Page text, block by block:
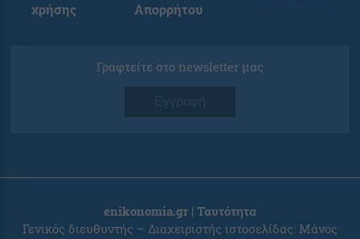
χρήσης
Απορρήτου
Γραφτείτε στο newsletter μας
Εγγραφή
enikonomia.gr | Ταυτότητα
Γενικός διευθυντής – Διαχειριστής ιστοσελίδας: Μάνος